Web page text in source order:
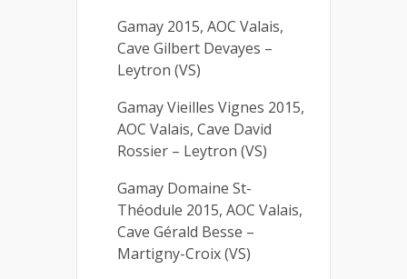
Gamay 2015, AOC Valais,
Cave Gilbert Devayes –
Leytron (VS)
Gamay Vieilles Vignes 2015,
AOC Valais, Cave David
Rossier – Leytron (VS)
Gamay Domaine St-
Théodule 2015, AOC Valais,
Cave Gérald Besse –
Martigny-Croix (VS)